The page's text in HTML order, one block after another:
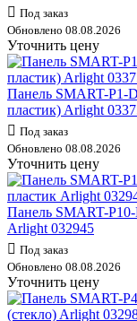
Под заказ
Обновлено 08.08.2026
Уточнить цену
Панель SMART-P1-
пластик) Arlight
Под заказ
Обновлено 08.08.2026
Уточнить цену
Панель SMART-
Arlight 032945
Под заказ
Обновлено 08.08.2026
Уточнить цену